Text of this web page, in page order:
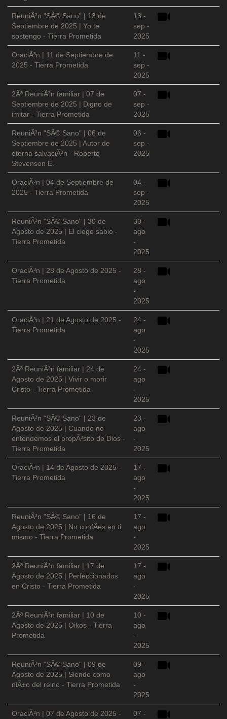
ReuniÃ³n "SÃ© Sano" | 13 de
Septiembre de 2025 | Yo te
sostengo - Tierra Prometida
13 -
sep -
2025
OraciÃ³n | 11 de Septiembre de
2025 - Tierra Prometida
11 -
sep -
2025
2Âª ReuniÃ³n familiar | 07 de
Septiembre de 2025 | Digno de
imitar - Tierra Prometida
07 -
sep -
2025
ReuniÃ³n "SÃ© Sano" | 06 de
Septiembre de 2025 | Autor de
eterna salvaciÃ³n - Roberto
Stevenson E.
06 -
sep -
2025
OraciÃ³n | 04 de Septiembre de
2025 - Tierra Prometida
04 -
sep -
2025
ReuniÃ³n "SÃ© Sano" | 30 de
Agosto de 2025 | El ciego sabio -
Tierra Prometida
30 -
ago
-
2025
OraciÃ³n | 28 de Agosto de 2025 -
Tierra Prometida
28 -
ago
-
2025
OraciÃ³n | 21 de Agosto de 2025 -
Tierra Prometida
24 -
ago
-
2025
2Âª ReuniÃ³n familiar | 24 de
Agosto de 2025 | Vivir o morir
Cristo - Tierra Prometida
24 -
ago
-
2025
ReuniÃ³n "SÃ© Sano" | 23 de
Agosto de 2025 | Cuando no
entendemos el propÃ³sito de Dios -
Tierra Prometida
23 -
ago
-
2025
OraciÃ³n | 14 de Agosto de 2025 -
Tierra Prometida
17 -
ago
-
2025
ReuniÃ³n "SÃ© Sano" | 16 de
Agosto de 2025 | No confÃ­es en ti
mismo - Tierra Prometida
17 -
ago
-
2025
2Âª ReuniÃ³n familiar | 17 de
Agosto de 2025 | Perfeccionados
en Cristo - Tierra Prometida
17 -
ago
-
2025
2Âª ReuniÃ³n familiar | 10 de
Agosto de 2025 | Oikos - Tierra
Prometida
10 -
ago
-
2025
ReuniÃ³n "SÃ© Sano" | 09 de
Agosto de 2025 | Siendo como
niÃ±o del reino - Tierra Prometida
09 -
ago
-
2025
OraciÃ³n | 07 de Agosto de 2025 -
07 -